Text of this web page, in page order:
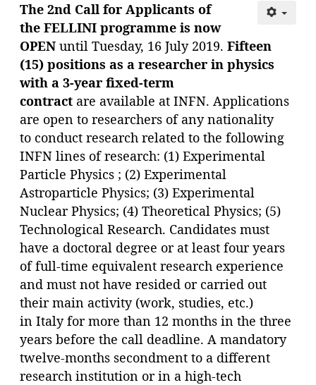
The 2nd Call for Applicants of
the FELLINI programme is now
OPEN until Tuesday, 16 July 2019. Fifteen
(15) positions as a researcher in physics
with a 3-year fixed-term
contract are available at INFN. Applications
are open to researchers of any nationality
to conduct research related to the following
INFN lines of research: (1) Experimental
Particle Physics ; (2) Experimental
Astroparticle Physics; (3) Experimental
Nuclear Physics; (4) Theoretical Physics; (5)
Technological Research. Candidates must
have a doctoral degree or at least four years
of full-time equivalent research experience
and must not have resided or carried out
their main activity (work, studies, etc.)
in Italy for more than 12 months in the three
years before the call deadline. A mandatory
twelve-months secondment to a different
research institution or in a high-tech